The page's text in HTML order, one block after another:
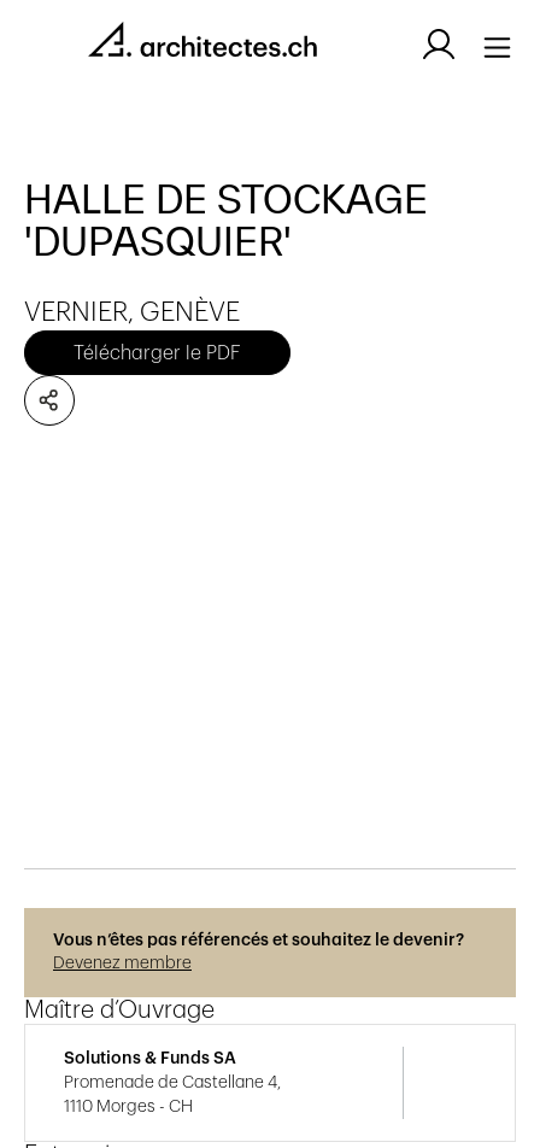
HALLE DE STOCKAGE
'DUPASQUIER'
VERNIER, GENÈVE
Télécharger le PDF
Vous n’êtes pas référencés et souhaitez le devenir?
Devenez membre
Maître d’Ouvrage
Solutions & Funds SA
Promenade de Castellane 4,
1110 Morges - CH